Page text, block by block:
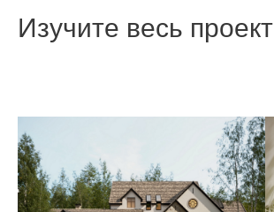
Изучите весь проект